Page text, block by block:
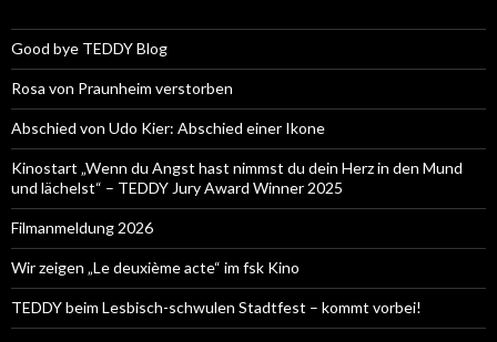
Good bye TEDDY Blog
Rosa von Praunheim verstorben
Abschied von Udo Kier: Abschied einer Ikone
Kinostart „Wenn du Angst hast nimmst du dein Herz in den Mund
und lächelst“ – TEDDY Jury Award Winner 2025
Filmanmeldung 2026
Wir zeigen „Le deuxième acte“ im fsk Kino
TEDDY beim Lesbisch-schwulen Stadtfest – kommt vorbei!